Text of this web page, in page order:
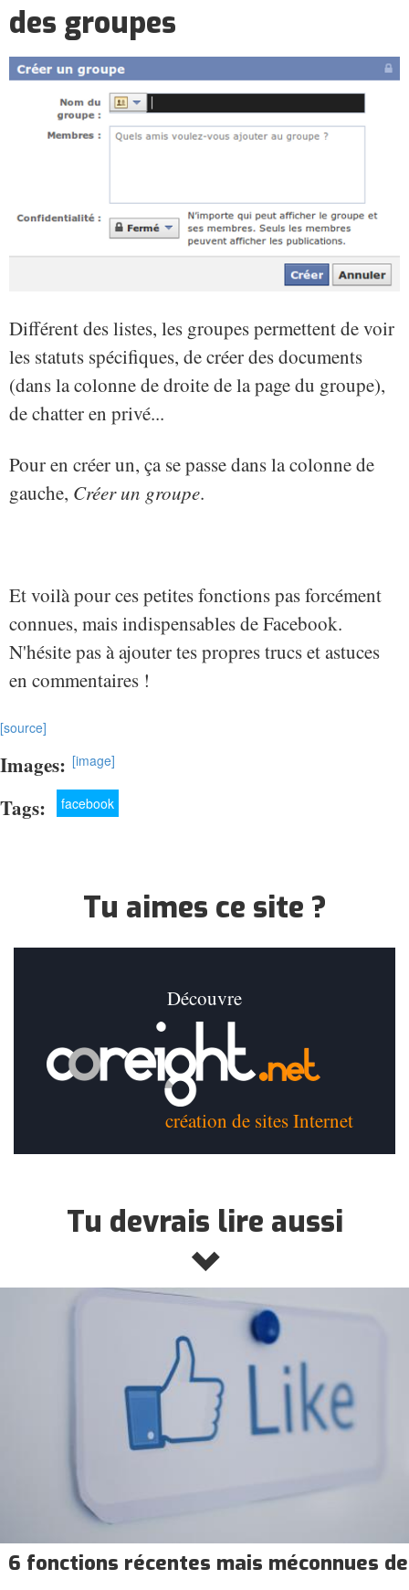
des groupes
Différent des listes, les groupes permettent de voir
les statuts spécifiques, de créer des documents
(dans la colonne de droite de la page du groupe),
de chatter en privé...
Pour en créer un, ça se passe dans la colonne de
gauche, Créer un groupe.
Et voilà pour ces petites fonctions pas forcément
connues, mais indispensables de Facebook.
N'hésite pas à ajouter tes propres trucs et astuces
en commentaires !
[source]
Images: [image]
Tags: facebook
Tu aimes ce site ?
Découvre
création de sites Internet
Tu devrais lire aussi
6 fonctions récentes mais méconnues de